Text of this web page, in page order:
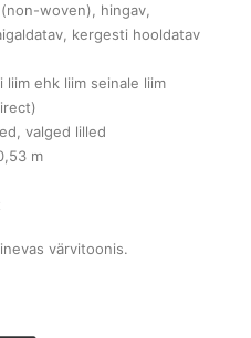
woven), hingav,
kergesti hooldatav
liim ehk liim seinale liim
valged lilled
m
värvitoonis.